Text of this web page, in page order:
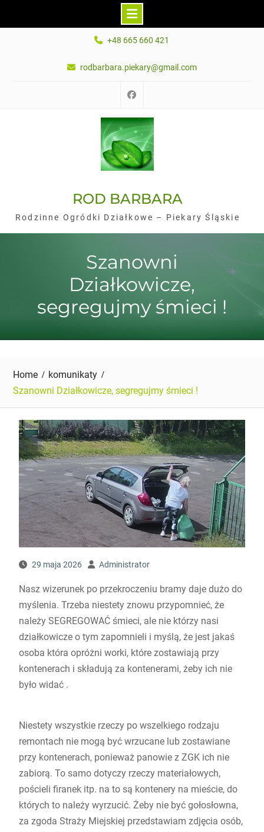
+48 665 660 421
rodbarbara.piekary@gmail.com
ROD BARBARA
Rodzinne Ogródki Działkowe – Piekary Śląskie
Szanowni
Działkowicze,
segregujmy śmieci !
Home
komunikaty
Szanowni Działkowicze, segregujmy śmieci !
29 maja 2026 Administrator
Nasz wizerunek po przekroczeniu bramy daje dużo do
myślenia. Trzeba niestety znowu przypomnieć, że
należy SEGREGOWAĆ śmieci, ale nie którzy nasi
działkowicze o tym zapomnieli i myślą, że jest jakaś
osoba która opróżni worki, które zostawiają przy
kontenerach i składują za kontenerami, żeby ich nie
było widać .
Niestety wszystkie rzeczy po wszelkiego rodzaju
remontach nie mogą być wrzucane lub zostawiane
przy kontenerach, ponieważ panowie z ZGK ich nie
zabiorą. To samo dotyczy rzeczy materiałowych,
pościeli firanek itp. na to są kontenery na mieście, do
których to należy wyrzucić. Żeby nie być gołosłowna,
za zgoda Straży Miejskiej przedstawiam zdjęcia osób,